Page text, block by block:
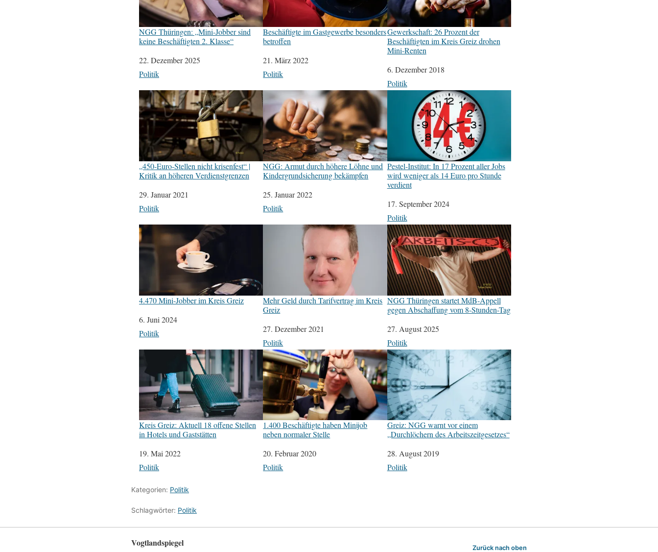
NGG Thüringen: „Mini-Jobber sind
keine Beschäftigten 2. Klasse“
Datum
22. Dezember 2025
In Bezug auf
Politik
Beschäftigte im Gastgewerbe besonders
betroffen
Datum
21. März 2022
In Bezug auf
Politik
Gewerkschaft: 26 Prozent der
Beschäftigten im Kreis Greiz drohen
Mini-Renten
Datum
6. Dezember 2018
In Bezug auf
Politik
„450-Euro-Stellen nicht krisenfest“ |
Kritik an höheren Verdienstgrenzen
Datum
29. Januar 2021
In Bezug auf
Politik
NGG: Armut durch höhere Löhne und
Kindergrundsicherung bekämpfen
Datum
25. Januar 2022
In Bezug auf
Politik
Pestel-Institut: In 17 Prozent aller Jobs
wird weniger als 14 Euro pro Stunde
verdient
Datum
17. September 2024
In Bezug auf
Politik
4.470 Mini-Jobber im Kreis Greiz
Datum
6. Juni 2024
In Bezug auf
Politik
Mehr Geld durch Tarifvertrag im Kreis
Greiz
Datum
27. Dezember 2021
In Bezug auf
Politik
NGG Thüringen startet MdB-Appell
gegen Abschaffung vom 8-Stunden-Tag
Datum
27. August 2025
In Bezug auf
Politik
Kreis Greiz: Aktuell 18 offene Stellen
in Hotels und Gaststätten
Datum
19. Mai 2022
In Bezug auf
Politik
1.400 Beschäftigte haben Minijob
neben normaler Stelle
Datum
20. Februar 2020
In Bezug auf
Politik
Greiz: NGG warnt vor einem
„Durchlöchern des Arbeitszeitgesetzes“
Datum
28. August 2019
In Bezug auf
Politik
Kategorien: Politik
Schlagwörter: Politik
Vogtlandspiegel Zurück nach oben